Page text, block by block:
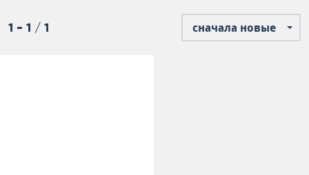
1 - 1 / 1 сначала новые